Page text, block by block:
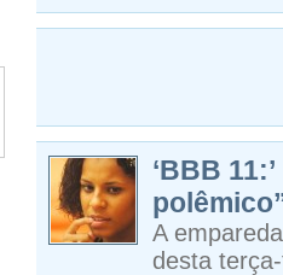
‘BBB
A
desta